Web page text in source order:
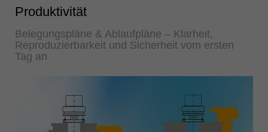
Produktivität
Belegungspläne & Ablaufpläne – Klarheit,
Reproduzierbarkeit und Sicherheit vom ersten
Tag an